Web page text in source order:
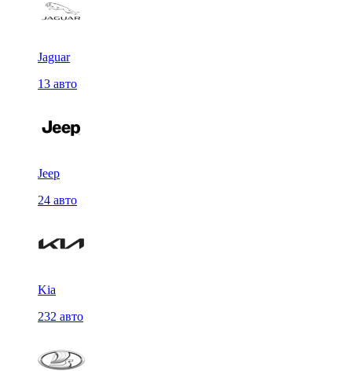
Jaguar
13 авто
Jeep
24 авто
Kia
232 авто